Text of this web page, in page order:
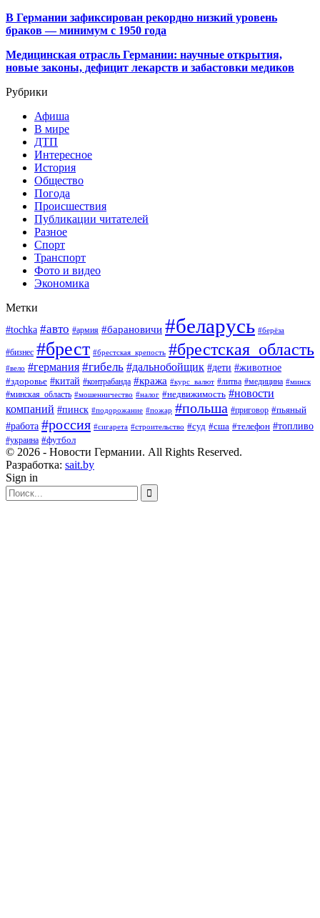
В Германии зафиксирован рекордно низкий уровень
браков — минимум с 1950 года
Медицинская отрасль Германии: научные открытия,
новые законы, дефицит лекарств и забастовки медиков
Рубрики
Афиша
В мире
ДТП
Интересное
История
Общество
Погода
Происшествия
Публикации читателей
Разное
Спорт
Транспорт
Фото и видео
Экономика
Метки
#tochka #авто #армия #барановичи #беларусь #берёза
#бизнес #брест #брестская_крепость #брестская_область
#вело #германия #гибель #дальнобойщик #дети #животное
#здоровье #китай #контрабанда #кража #курс_валют #литва #медицина #минск
#минская_область #мошенничество #налог #недвижимость #новости
компаний #пинск #подорожание #пожар #польша #приговор #пьяный
#работа #россия #сигарета #строительство #суд #сша #телефон #топливо
#украина #футбол
© 2026 - Новости Германии. All Rights Reserved.
Разработка: sait.by
Sign in